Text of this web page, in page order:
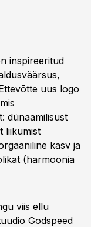
inspireeritud
uus logo
dünaamilisust
liikumist
kasv ja
(harmoonia
viis ellu
Godspeed